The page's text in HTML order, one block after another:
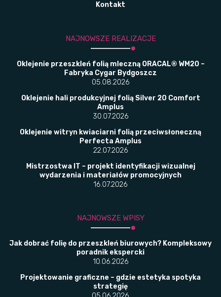
Kontakt
NAJNOWSZE REALIZACJE
Oklejenie przeszkleń folią mleczną ORACAL® WM20 –
Fabryka Cygar Bydgoszcz
05.08.2026
Oklejenie hali produkcyjnej folią Silver 20 Comfort
Amplus
30.07.2026
Oklejenie witryn kwiaciarni folią przeciwsłoneczną
Perfecta Amplus
22.07.2026
Mistrzostwa IT – projekt identyfikacji wizualnej
wydarzenia i materiałów promocyjnych
16.07.2026
NAJNOWSZE WPISY
Jak dobrać folię do przeszkleń biurowych? Kompleksowy
poradnik ekspercki
10.06.2026
Projektowanie graficzne – gdzie estetyka spotyka
strategię